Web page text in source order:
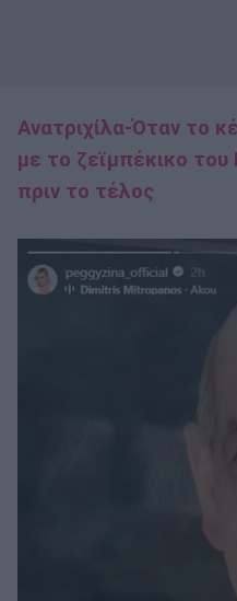
Ανατριχίλα-Όταν το
με το ζεϊμπέκικο
πριν το τέλος